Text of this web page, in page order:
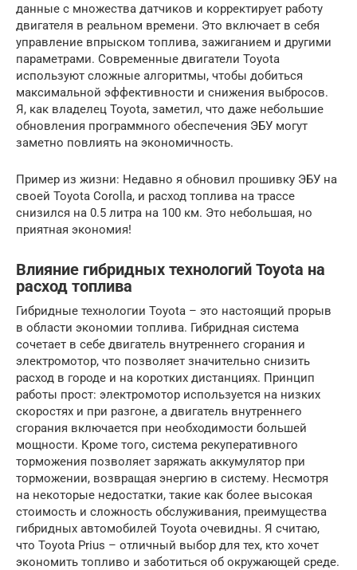
данные с множества датчиков и корректирует работу
двигателя в реальном времени. Это включает в себя
управление впрыском топлива, зажиганием и другими
параметрами. Современные двигатели Toyota
используют сложные алгоритмы, чтобы добиться
максимальной эффективности и снижения выбросов.
Я, как владелец Toyota, заметил, что даже небольшие
обновления программного обеспечения ЭБУ могут
заметно повлиять на экономичность.
Пример из жизни: Недавно я обновил прошивку ЭБУ на
своей Toyota Corolla, и расход топлива на трассе
снизился на 0.5 литра на 100 км. Это небольшая, но
приятная экономия!
Влияние гибридных технологий Toyota на
расход топлива
Гибридные технологии Toyota – это настоящий прорыв
в области экономии топлива. Гибридная система
сочетает в себе двигатель внутреннего сгорания и
электромотор, что позволяет значительно снизить
расход в городе и на коротких дистанциях. Принцип
работы прост: электромотор используется на низких
скоростях и при разгоне, а двигатель внутреннего
сгорания включается при необходимости большей
мощности. Кроме того, система рекуперативного
торможения позволяет заряжать аккумулятор при
торможении, возвращая энергию в систему. Несмотря
на некоторые недостатки, такие как более высокая
стоимость и сложность обслуживания, преимущества
гибридных автомобилей Toyota очевидны. Я считаю,
что Toyota Prius – отличный выбор для тех, кто хочет
экономить топливо и заботиться об окружающей среде.